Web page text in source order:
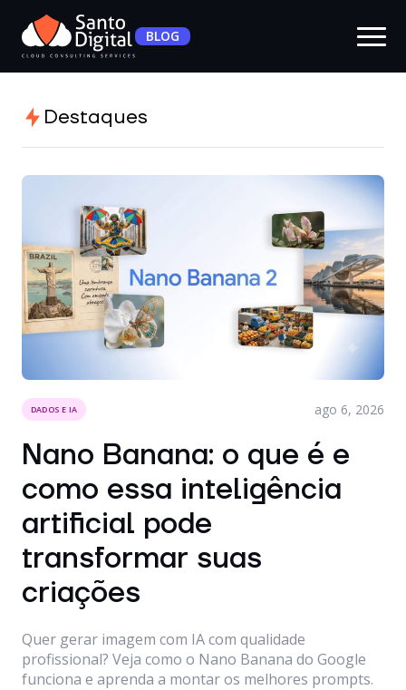
BLOG
Destaques
DADOS E IA ago 6, 2026
Nano Banana: o que é e
como essa inteligência
artificial pode
transformar suas
criações
Quer gerar imagem com IA com qualidade
profissional? Veja como o Nano Banana do Google
funciona e aprenda a montar os melhores prompts.